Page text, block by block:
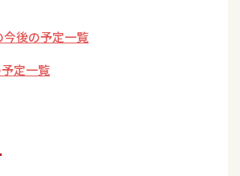
（ビ
イン
今後の予定一覧
定一覧